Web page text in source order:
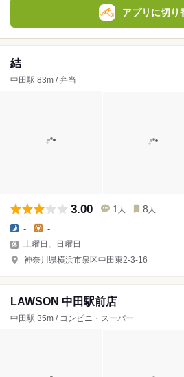
アプリに切り
結
中田駅 83m / 弁当
3.00 1 人 8 人
- -
土曜日、日曜日
神奈川県横浜市泉区中田東2-3-16
LAWSON 中田駅前店
中田駅 35m / コンビニ・スーパー